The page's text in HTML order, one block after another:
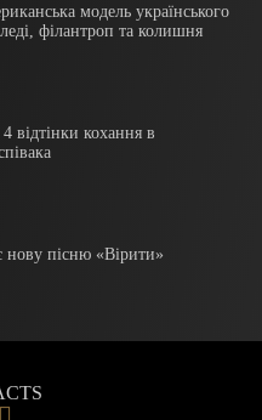
модель українського
філантроп та колишня
відтінки кохання в
нову пісню «Вірити»